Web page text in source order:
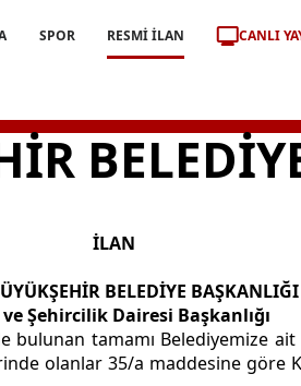
SPOR RESMİ İLAN CANLI
İLAN
BELEDİYE BAŞKANLIĞI
Şehircilik Dairesi Başkanlığı
tamamı Belediyemize
olanlar 35/a maddesine göre